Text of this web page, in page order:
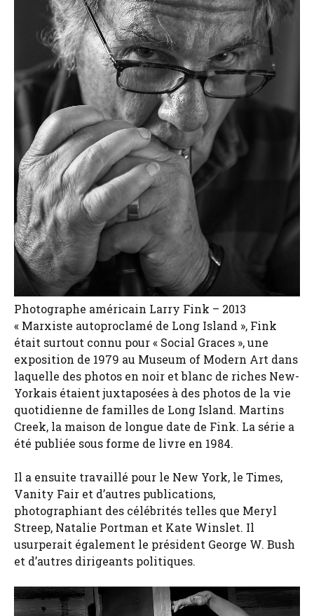
Photographe américain Larry Fink – 2013
« Marxiste autoproclamé de Long Island », Fink
était surtout connu pour « Social Graces », une
exposition de 1979 au Museum of Modern Art dans
laquelle des photos en noir et blanc de riches New-
Yorkais étaient juxtaposées à des photos de la vie
quotidienne de familles de Long Island. Martins
Creek, la maison de longue date de Fink. La série a
été publiée sous forme de livre en 1984.
Il a ensuite travaillé pour le New York, le Times,
Vanity Fair et d’autres publications,
photographiant des célébrités telles que Meryl
Streep, Natalie Portman et Kate Winslet. Il
usurperait également le président George W. Bush
et d’autres dirigeants politiques.